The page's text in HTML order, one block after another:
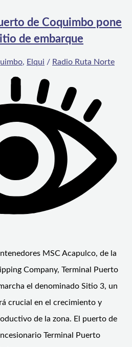
de Coquimbo pone
de embarque
, Elqui / Radio Ruta Norte
MSC Acapulco, de la
Company, Terminal Puerto
el denominado Sitio 3, un
crucial en el crecimiento y
de la zona. El puerto de
Terminal Puerto